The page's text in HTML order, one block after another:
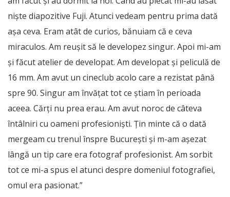
niște diapozitive Fuji. Atunci vedeam pentru prima dată
așa ceva. Eram atât de curios, bănuiam că e ceva
miraculos. Am reușit să le developez singur. Apoi mi-am
și făcut atelier de developat. Am developat și peliculă de
16 mm. Am avut un cineclub acolo care a rezistat până
spre 90. Singur am învățat tot ce știam în perioada
aceea. Cărți nu prea erau. Am avut noroc de câteva
întâlniri cu oameni profesioniști. Țin minte că o dată
mergeam cu trenul înspre București și m-am așezat
lângă un tip care era fotograf profesionist. Am sorbit
tot ce mi-a spus el atunci despre domeniul fotografiei,
omul era pasionat.”